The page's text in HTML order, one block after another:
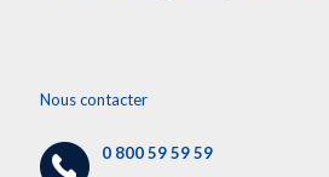
Nous contacter
0 800 59 59 59